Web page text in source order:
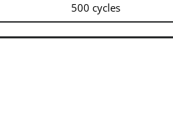
500 cycles